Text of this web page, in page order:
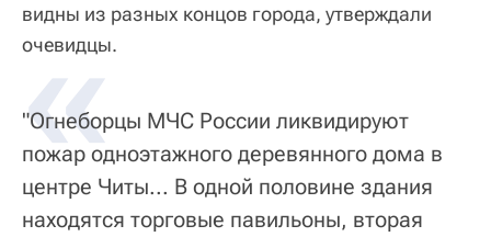
видны из разных концов города, утверждали
очевидцы.
«
"Огнеборцы МЧС России ликвидируют
пожар одноэтажного деревянного дома в
центре Читы... В одной половине здания
находятся торговые павильоны, вторая